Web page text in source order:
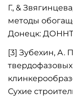
Г., &
методы
Донецк:
[3] Зубехин, А.
Сухие